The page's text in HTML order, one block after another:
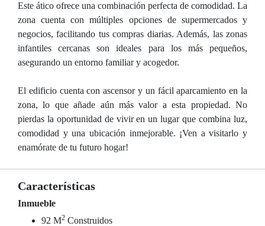
Este ático ofrece una combinación perfecta de comodidad. La
zona cuenta con múltiples opciones de supermercados y
negocios, facilitando tus compras diarias. Además, las zonas
infantiles cercanas son ideales para los más pequeños,
asegurando un entorno familiar y acogedor.
El edificio cuenta con ascensor y un fácil aparcamiento en la
zona, lo que añade aún más valor a esta propiedad. No
pierdas la oportunidad de vivir en un lugar que combina luz,
comodidad y una ubicación inmejorable. ¡Ven a visitarlo y
enamórate de tu futuro hogar!
Características
Inmueble
92 M2 Construidos